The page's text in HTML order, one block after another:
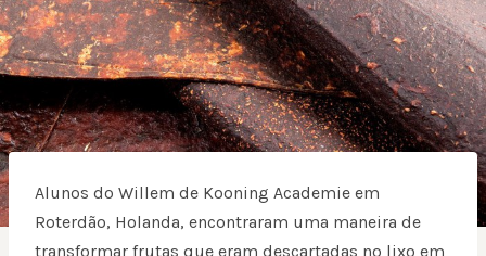
Alunos do Willem de Kooning Academie em
Roterdão, Holanda, encontraram uma maneira de
transformar frutas que eram descartadas no lixo em